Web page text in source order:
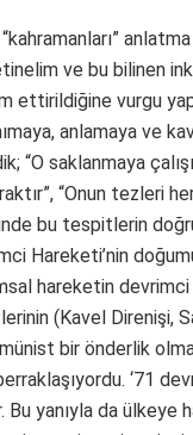
ve bu bilinen
vurgu
anlamaya ve
“O saklanmaya
“Onun
bu tespitlerin
Hareketi’nin
hareketin devrimci
(Kavel Direnişi,
bir önderlik
‘71
Bu yanıyla da